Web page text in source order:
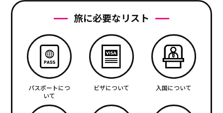
旅に必要なリスト
パスポートにつ
いて
ビザについて 入国について